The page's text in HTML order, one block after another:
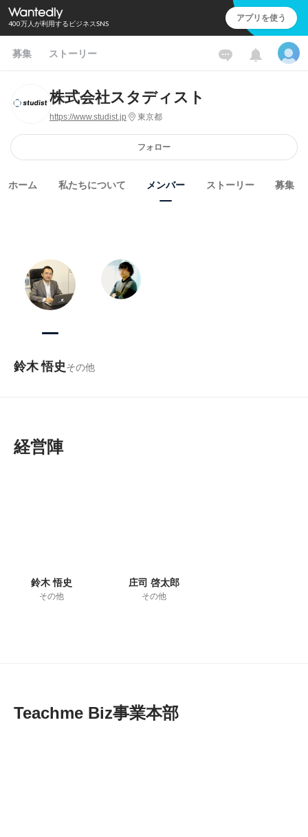
400万人が利用するビジネスSNS アプリを使う
募集 ストーリー
株式会社スタディスト
https://www.studist.jp 東京都
フォロー
ホーム 私たちについて メンバー ストーリー 募集
鈴木 悟史その他
経営陣
鈴木 悟史
その他
庄司 啓太郎
その他
Teachme Biz事業本部